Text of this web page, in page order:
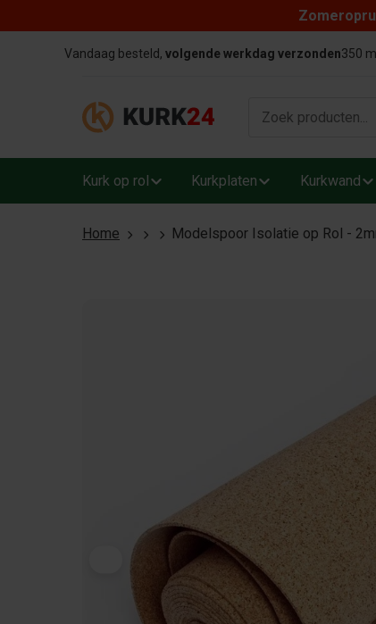
Vandaag besteld, volgende werkdag verzonden350
Kurk op rol Kurkplaten Kurkwand
Home Modelspoor Isolatie op Rol -